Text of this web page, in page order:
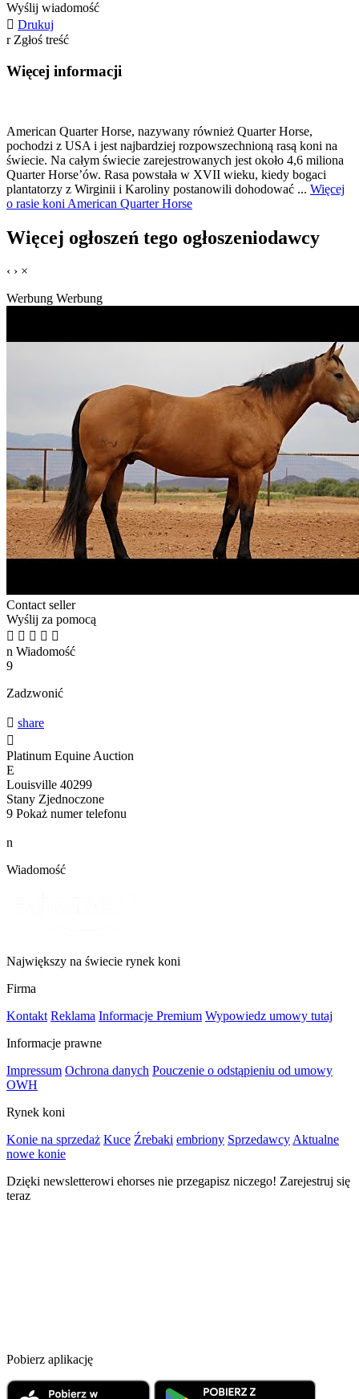
Wyślij wiadomość
 Drukuj
r Zgłoś treść
Więcej informacji
American Quarter Horse, nazywany również Quarter Horse,
pochodzi z USA i jest najbardziej rozpowszechnioną rasą koni na
świecie. Na całym świecie zarejestrowanych jest około 4,6 miliona
Quarter Horse’ów. Rasa powstała w XVII wieku, kiedy bogaci
plantatorzy z Wirginii i Karoliny postanowili dohodować ... Więcej
o rasie koni American Quarter Horse
Więcej ogłoszeń tego ogłoszeniodawcy
‹ › ×
Werbung Werbung
Contact seller
Wyślij za pomocą
    
n Wiadomość
9
Zadzwonić
 share

Platinum Equine Auction
E
Louisville 40299
Stany Zjednoczone
9 Pokaż numer telefonu
n
Wiadomość
Największy na świecie rynek koni
Firma
Kontakt Reklama Informacje Premium Wypowiedz umowy tutaj
Informacje prawne
Impressum Ochrona danych Pouczenie o odstąpieniu od umowy
OWH
Rynek koni
Konie na sprzedaż Kuce Źrebaki embriony SprzedawcyAktualne
nowe konie
Dzięki newsletterowi ehorses nie przegapisz niczego! Zarejestruj się
teraz
Pobierz aplikację